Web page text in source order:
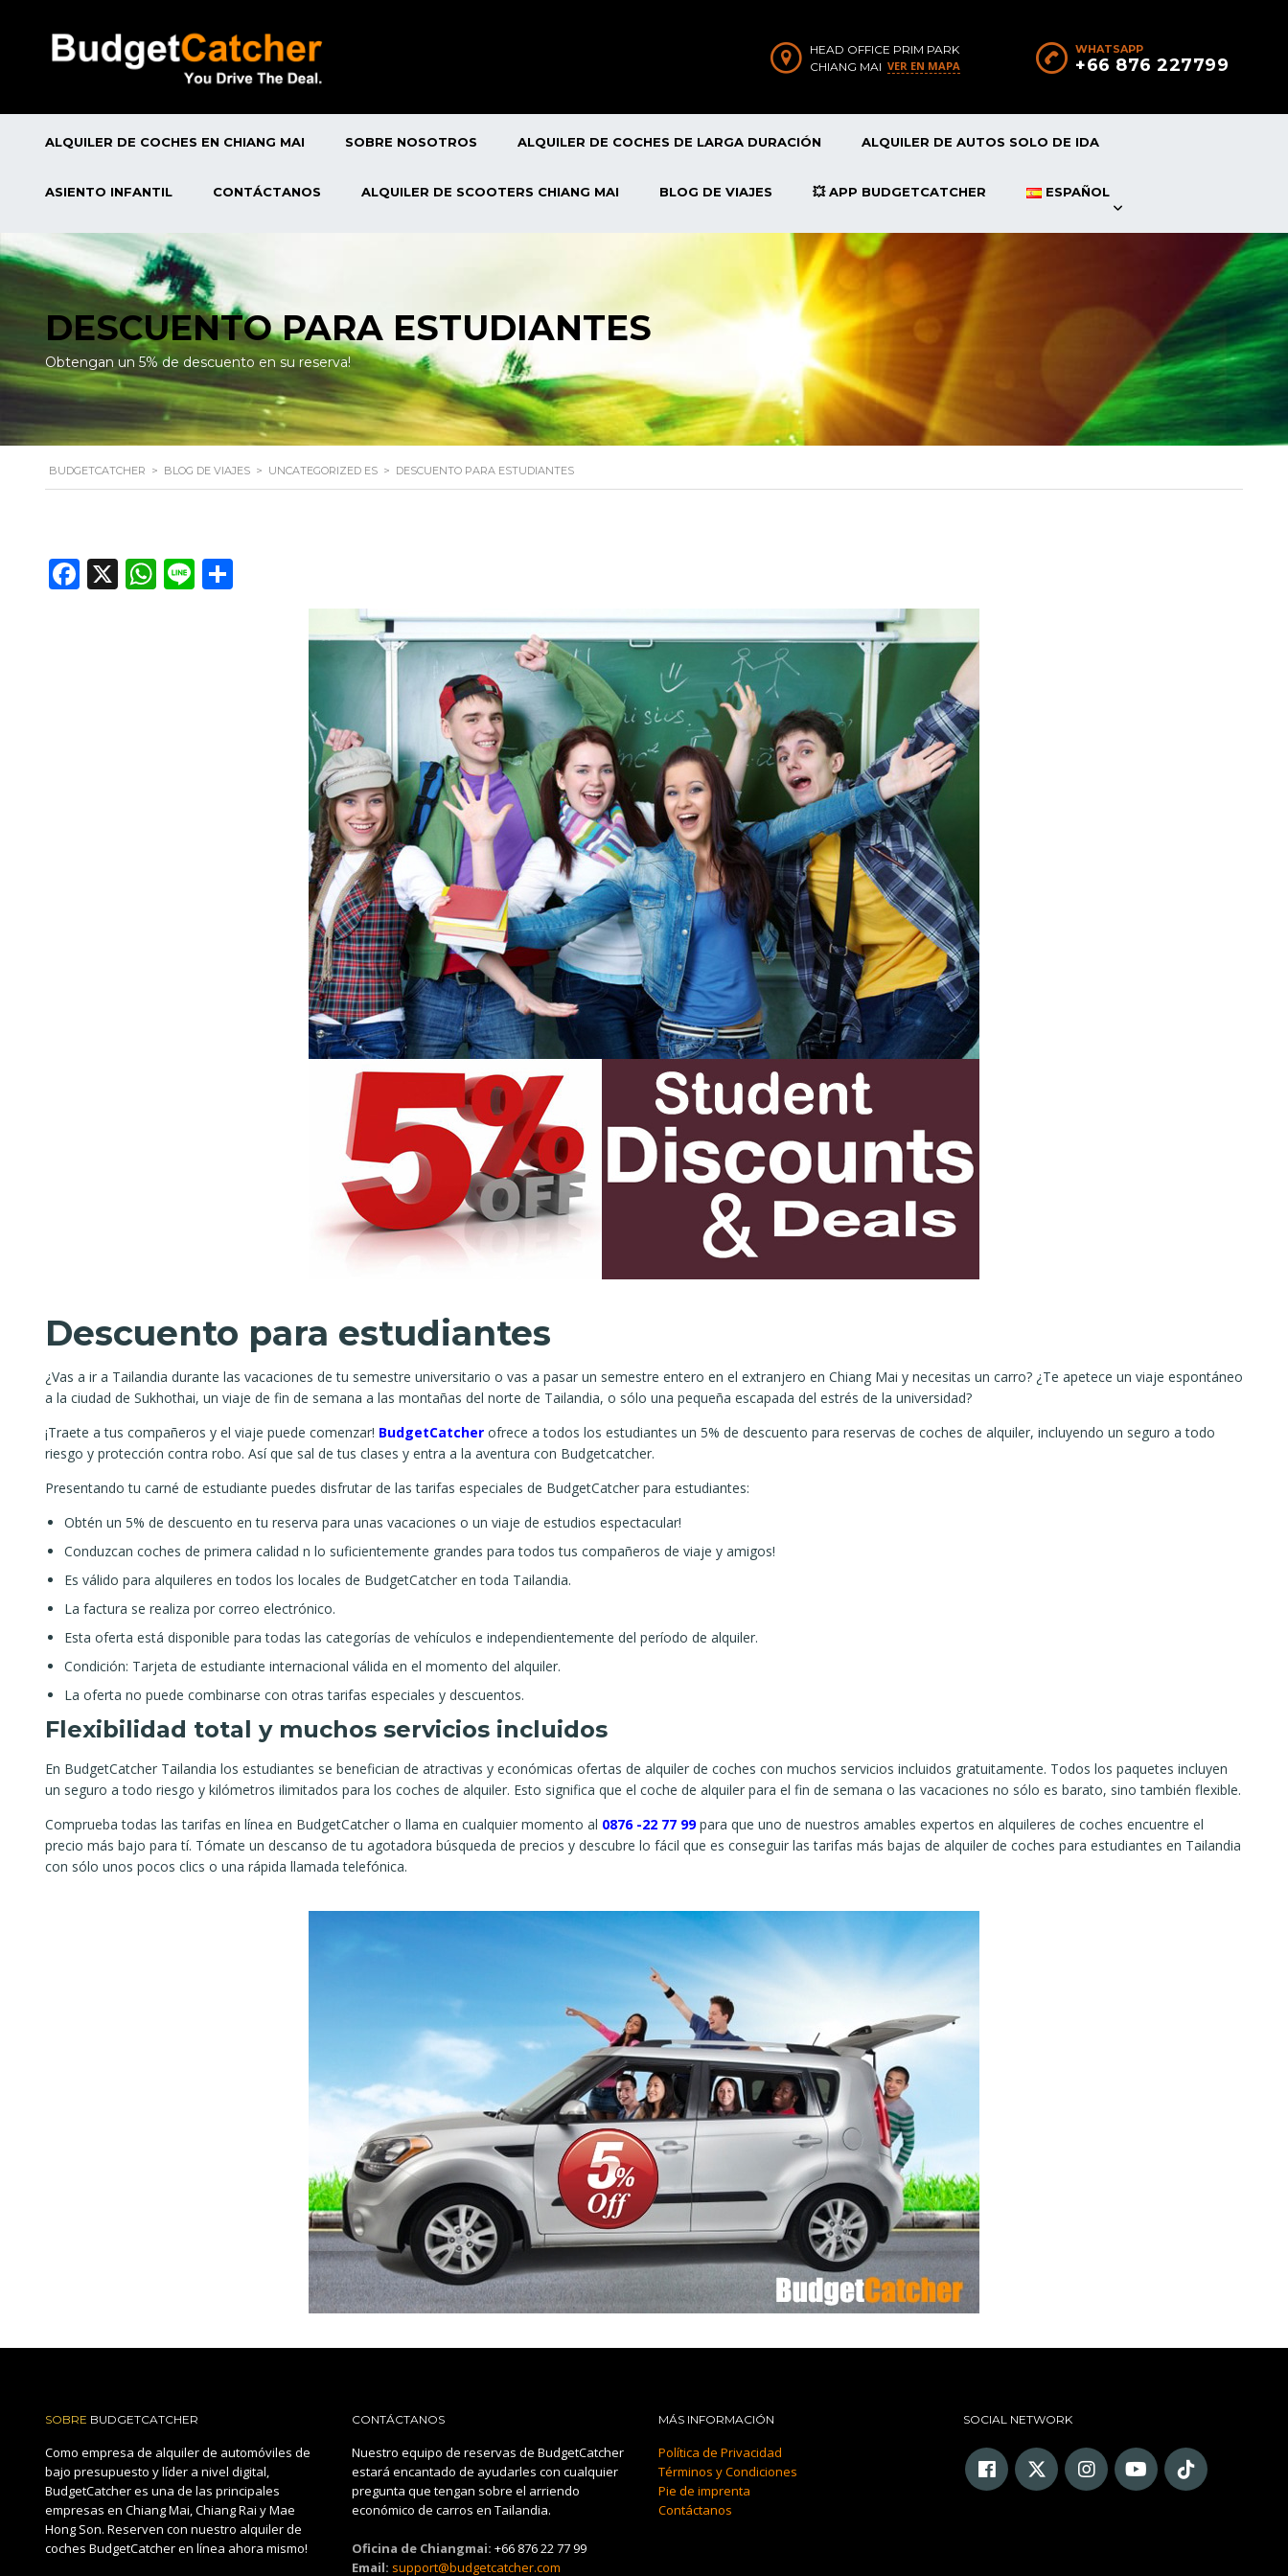
WHATSAPP
+66 876 227799
HEAD OFFICE PRIM PARK
CHIANG MAI VER EN MAPA
ALQUILER DE COCHES EN CHIANG MAI SOBRE NOSOTROS ALQUILER DE COCHES DE LARGA DURACIÓN ALQUILER DE AUTOS SOLO DE IDA
ASIENTO INFANTIL CONTÁCTANOS ALQUILER DE SCOOTERS CHIANG MAI BLOG DE VIAJES 💥 APP BUDGETCATCHER ESPAÑOL
DESCUENTO PARA ESTUDIANTES
Obtengan un 5% de descuento en su reserva!
BUDGETCATCHER > BLOG DE VIAJES > UNCATEGORIZED ES > DESCUENTO PARA ESTUDIANTES
Facebook
X WhatsApp
Line
Descuento para estudiantes
¿Vas a ir a Tailandia durante las vacaciones de tu semestre universitario o vas a pasar un semestre entero en el extranjero en Chiang Mai y necesitas un carro? ¿Te apetece un viaje espontáneo
a la ciudad de Sukhothai, un viaje de fin de semana a las montañas del norte de Tailandia, o sólo una pequeña escapada del estrés de la universidad?
¡Traete a tus compañeros y el viaje puede comenzar! BudgetCatcher ofrece a todos los estudiantes un 5% de descuento para reservas de coches de alquiler, incluyendo un seguro a todo
riesgo y protección contra robo. Así que sal de tus clases y entra a la aventura con Budgetcatcher.
Presentando tu carné de estudiante puedes disfrutar de las tarifas especiales de BudgetCatcher para estudiantes:
Obtén un 5% de descuento en tu reserva para unas vacaciones o un viaje de estudios espectacular!
Conduzcan coches de primera calidad n lo suficientemente grandes para todos tus compañeros de viaje y amigos!
Es válido para alquileres en todos los locales de BudgetCatcher en toda Tailandia.
La factura se realiza por correo electrónico.
Esta oferta está disponible para todas las categorías de vehículos e independientemente del período de alquiler.
Condición: Tarjeta de estudiante internacional válida en el momento del alquiler.
La oferta no puede combinarse con otras tarifas especiales y descuentos.
Flexibilidad total y muchos servicios incluidos
En BudgetCatcher Tailandia los estudiantes se benefician de atractivas y económicas ofertas de alquiler de coches con muchos servicios incluidos gratuitamente. Todos los paquetes incluyen
un seguro a todo riesgo y kilómetros ilimitados para los coches de alquiler. Esto significa que el coche de alquiler para el fin de semana o las vacaciones no sólo es barato, sino también flexible.
Comprueba todas las tarifas en línea en BudgetCatcher o llama en cualquier momento al 0876 -22 77 99para que uno de nuestros amables expertos en alquileres de coches encuentre el
precio más bajo para tí. Tómate un descanso de tu agotadora búsqueda de precios y descubre lo fácil que es conseguir las tarifas más bajas de alquiler de coches para estudiantes en Tailandia
con sólo unos pocos clics o una rápida llamada telefónica.
SOBRE BUDGETCATCHER
Como empresa de alquiler de automóviles de
bajo presupuesto y líder a nivel digital,
BudgetCatcher es una de las principales
empresas en Chiang Mai, Chiang Rai y Mae
Hong Son. Reserven con nuestro alquiler de
coches BudgetCatcher en línea ahora mismo!
CONTÁCTANOS
Nuestro equipo de reservas de BudgetCatcher
estará encantado de ayudarles con cualquier
pregunta que tengan sobre el arriendo
económico de carros en Tailandia.
Oficina de Chiangmai: +66 876 22 77 99
Email: support@budgetcatcher.com
MÁS INFORMACIÓN
Política de Privacidad
Términos y Condiciones
Pie de imprenta
Contáctanos
SOCIAL NETWORK